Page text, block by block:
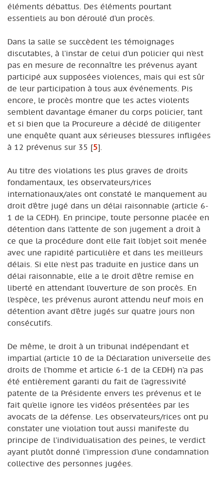
éléments débattus. Des éléments pourtant
essentiels au bon déroulé d’un procès.
Dans la salle se succèdent les témoignages
discutables, à l’instar de celui d’un policier qui n’est
pas en mesure de reconnaître les prévenus ayant
participé aux supposées violences, mais qui est sûr
de leur participation à tous aux événements. Pis
encore, le procès montre que les actes violents
semblent davantage émaner du corps policier, tant
et si bien que la Procureure a décidé de diligenter
une enquête quant aux sérieuses blessures infligées
à 12 prévenus sur 35 [5]
Au titre des violations les plus graves de droits
fondamentaux, les observateurs/rices
internationaux/ales ont constaté le manquement au
droit d’être jugé dans un délai raisonnable (article 6-
1 de la CEDH). En principe, toute personne placée en
détention dans l’attente de son jugement a droit à
ce que la procédure dont elle fait l’objet soit menée
avec une rapidité particulière et dans les meilleurs
délais. Si elle n’est pas traduite en justice dans un
délai raisonnable, elle a le droit d’être remise en
liberté en attendant l’ouverture de son procès. En
l’espèce, les prévenus auront attendu neuf mois en
détention avant d’être jugés sur quatre jours non
consécutifs.
De même, le droit à un tribunal indépendant et
impartial (article 10 de la Déclaration universelle des
droits de l’homme et article 6-1 de la CEDH) n’a pas
été entièrement garanti du fait de l’agressivité
patente de la Présidente envers les prévenus et le
fait qu’elle ignore les vidéos présentées par les
avocats de la défense. Les observateurs/rices ont pu
constater une violation tout aussi manifeste du
principe de l’individualisation des peines, le verdict
ayant plutôt donné l’impression d’une condamnation
collective des personnes jugées.